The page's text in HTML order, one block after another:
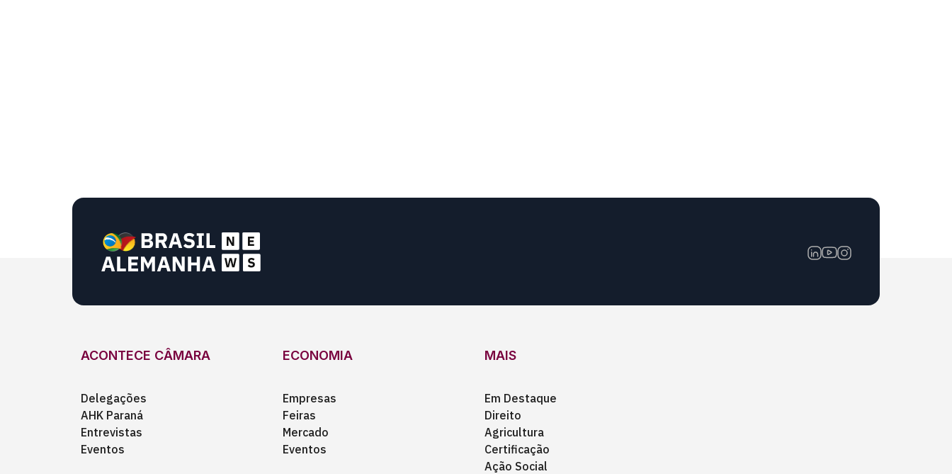
ACONTECE CÂMARA
Delegações
AHK Paraná
Entrevistas
Eventos
ECONOMIA
Empresas
Feiras
Mercado
Eventos
MAIS
Em Destaque
Direito
Agricultura
Certificação
Ação Social